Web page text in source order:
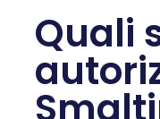
Quali